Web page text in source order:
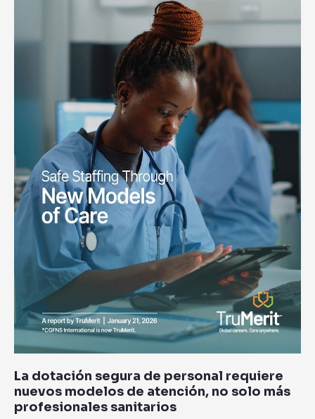
La dotación segura de personal requiere
nuevos modelos de atención, no solo más
profesionales sanitarios
solo
más
profesionales
sanitarios